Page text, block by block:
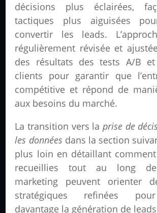
décisions plus éclairées,
tactiques plus aiguisées
convertir les leads.
régulièrement révisée et
des résultats des tests A/B
clients pour garantir que
compétitive et répond de
aux besoins du marché.
La transition vers la prise de
les données dans la section
plus loin en détaillant
recueillies tout au long de
marketing peuvent orienter
stratégiques refinées
davantage la génération de